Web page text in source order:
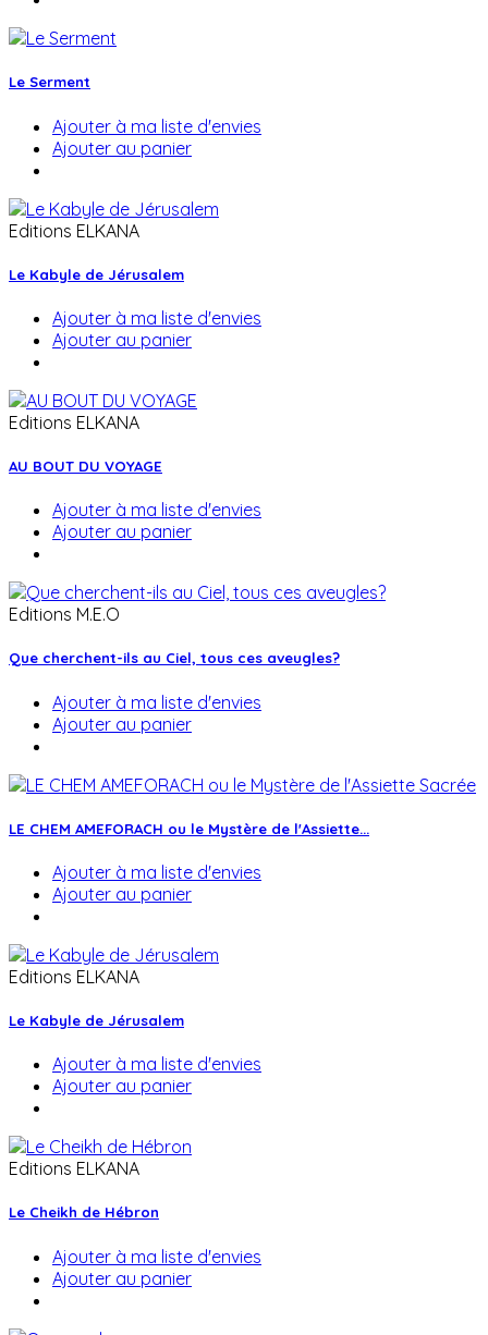
Le Serment
Ajouter à ma liste d'envies
Ajouter au panier
Editions ELKANA
Le Kabyle de Jérusalem
Ajouter à ma liste d'envies
Ajouter au panier
Editions ELKANA
AU BOUT DU VOYAGE
Ajouter à ma liste d'envies
Ajouter au panier
Editions M.E.O
Que cherchent-ils au Ciel, tous ces aveugles?
Ajouter à ma liste d'envies
Ajouter au panier
LE CHEM AMEFORACH ou le Mystère de l'Assiette...
Ajouter à ma liste d'envies
Ajouter au panier
Editions ELKANA
Le Kabyle de Jérusalem
Ajouter à ma liste d'envies
Ajouter au panier
Editions ELKANA
Le Cheikh de Hébron
Ajouter à ma liste d'envies
Ajouter au panier